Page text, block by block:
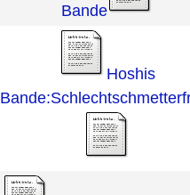
Bande
Hoshis